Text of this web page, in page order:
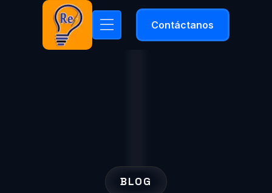
Contáctanos
BLOG